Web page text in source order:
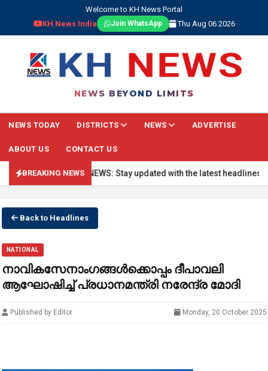
Welcome to KH News Portal
KH News India
Join WhatsApp Thu Aug 06 2026
NEWS BEYOND LIMITS
NEWS TODAY DISTRICTS NEWS ADVERTISE
ABOUT US CONTACT US
BREAKING NEWS
🔴 BREAKING NEWS: Stay updated with the latest headlines,
Back to Headlines
NATIONAL
നാവികസേനാംഗങ്ങൾക്കൊപ്പം ദീപാവലി
ആഘോഷിച്ച് പ്രധാനമന്ത്രി നരേന്ദ്ര മോദി
Published by Editor Monday, 20 October 2025